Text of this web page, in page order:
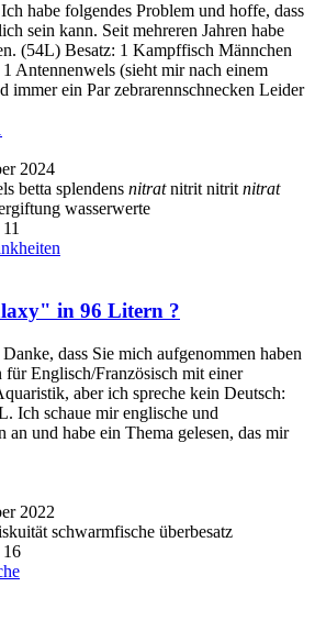
habe folgendes Problem und hoffe, dass
sein kann. Seit mehreren Jahren habe
(54L) Besatz: 1 Kampffisch Männchen
Antennenwels (sieht mir nach einem
immer ein Par zebrarennschnecken Leider
2024
betta splendens nitrat nitrit nitrit nitrat
wasserwerte
in 96 Litern ?
dass Sie mich aufgenommen haben
Englisch/Französisch mit einer
aber ich spreche kein Deutsch:
Ich schaue mir englische und
an und habe ein Thema gelesen, das mir
2022
schwarmfische überbesatz